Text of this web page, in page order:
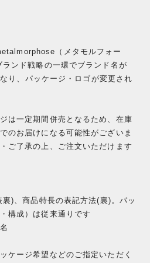
（メタモルフォー
ンド戦略の一環でブランド名が
り、パッケージ・ロゴが変更され
は一定期間併売となるため、在庫
のお届けになる可能性がございま
ご了承の上、ご注文いただけます
)、商品特長の表記方法(裏)。パッ
構成）は従来通りです
ケージ希望などのご指定いただく